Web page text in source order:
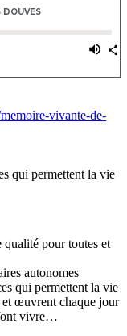
vivante-de-
qui permettent la vie
pour toutes et
autonomes
qui permettent la vie
œuvrent chaque jour
vivre…